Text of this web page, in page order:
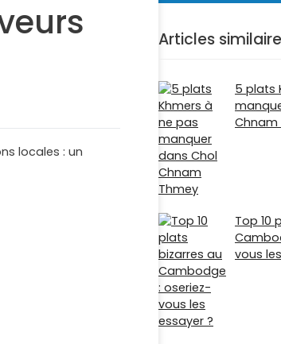
locales : un
Articles
5 plats
Chnam
Top 10
vous